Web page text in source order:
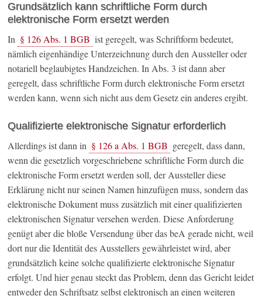
Grundsätzlich kann schriftliche Form durch
elektronische Form ersetzt werden
In § 126 Abs. 1 BGB ist geregelt, was Schriftform bedeutet,
nämlich eigenhändige Unterzeichnung durch den Aussteller oder
notariell beglaubigtes Handzeichen. In Abs. 3 ist dann aber
geregelt, dass schriftliche Form durch elektronische Form ersetzt
werden kann, wenn sich nicht aus dem Gesetz ein anderes ergibt.
Qualifizierte elektronische Signatur erforderlich
Allerdings ist dann in § 126 a Abs. 1 BGB geregelt, dass dann,
wenn die gesetzlich vorgeschriebene schriftliche Form durch die
elektronische Form ersetzt werden soll, der Aussteller diese
Erklärung nicht nur seinen Namen hinzufügen muss, sondern das
elektronische Dokument muss zusätzlich mit einer qualifizierten
elektronischen Signatur versehen werden. Diese Anforderung
genügt aber die bloße Versendung über das beA gerade nicht, weil
dort nur die Identität des Ausstellers gewährleistet wird, aber
grundsätzlich keine solche qualifizierte elektronische Signatur
erfolgt. Und hier genau steckt das Problem, denn das Gericht leidet
entweder den Schriftsatz selbst elektronisch an einen weiteren